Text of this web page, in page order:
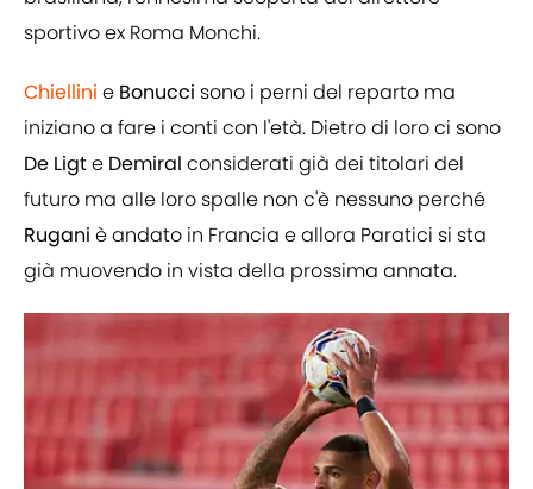
sportivo ex Roma Monchi.
Chiellini e Bonucci sono i perni del reparto ma
iniziano a fare i conti con l'età. Dietro di loro ci sono
De Ligte Demiral considerati già dei titolari del
futuro ma alle loro spalle non c'è nessuno perché
Rugani è andato in Francia e allora Paratici si sta
già muovendo in vista della prossima annata.